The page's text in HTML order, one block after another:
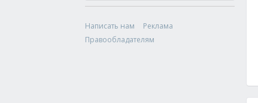
Написать нам
Реклама
Правообладателям